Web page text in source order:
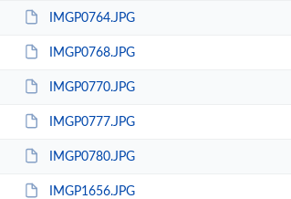
IMGP0764.JPG
IMGP0768.JPG
IMGP0770.JPG
IMGP0777.JPG
IMGP0780.JPG
IMGP1656.JPG